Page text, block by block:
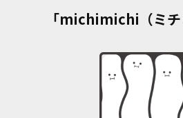
「michimichi（ミ